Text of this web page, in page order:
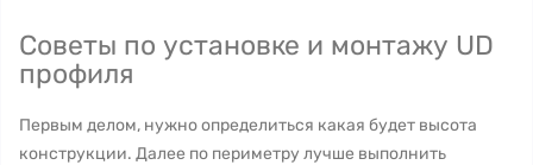
Советы по установке и монтажу UD
профиля
Первым делом, нужно определиться какая будет высота
конструкции. Далее по периметру лучше выполнить